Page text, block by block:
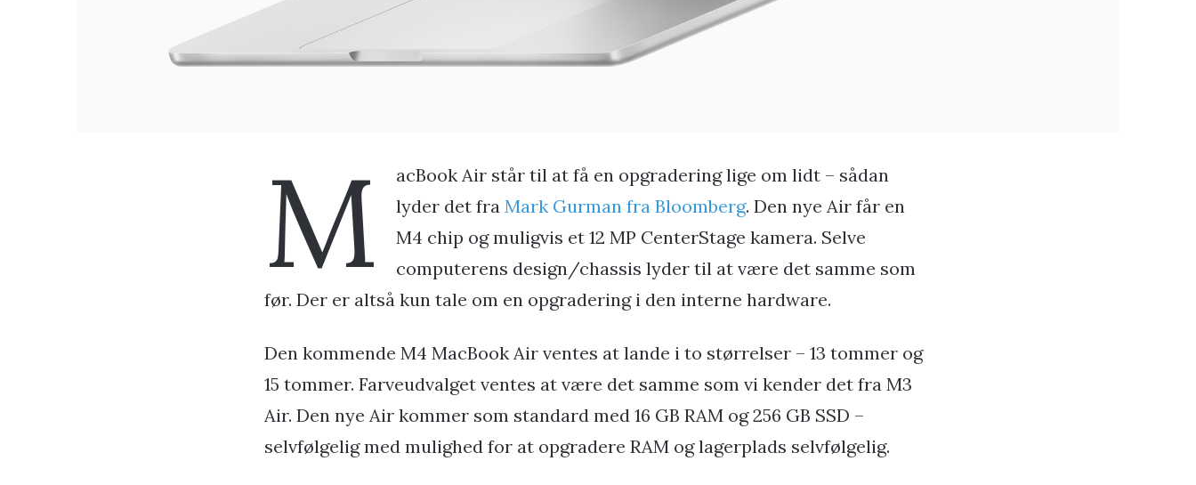
M
acBook Air står til at få en opgradering lige om lidt – sådan
lyder det fra Mark Gurman fra Bloomberg. Den nye Air får en
M4 chip og muligvis et 12 MP CenterStage kamera. Selve
computerens design/chassis lyder til at være det samme som
før. Der er altså kun tale om en opgradering i den interne hardware.
Den kommende M4 MacBook Air ventes at lande i to størrelser – 13 tommer og
15 tommer. Farveudvalget ventes at være det samme som vi kender det fra M3
Air. Den nye Air kommer som standard med 16 GB RAM og 256 GB SSD –
selvfølgelig med mulighed for at opgradere RAM og lagerplads selvfølgelig.